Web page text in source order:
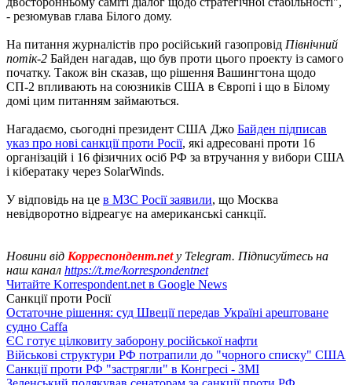
- резюмував глава Білого дому.
На питання журналістів про російський газопровід Північний
потік-2 Байден нагадав, що був проти цього проекту із самого
початку. Також він сказав, що рішення Вашингтона щодо
СП-2 впливають на союзників США в Європі і що в Білому
домі цим питанням займаються.
Нагадаємо, сьогодні президент США Джо Байден підписав
указ про нові санкції проти Росії, які адресовані проти 16
організацій і 16 фізичних осіб РФ за втручання у вибори США
і кібератаку через SolarWinds.
У відповідь на це в МЗС Росії заявили, що Москва
невідворотно відреагує на американські санкції.
Новини від Корреспондент.netу Telegram. Підписуйтесь на
наш канал https://t.me/korrespondentnet
Читайте Korrespondent.net в Google News
Санкції проти Росії
Остаточне рішення: суд Швеції передав Україні арештоване
судно Caffa
ЄС готує цілковиту заборону російської нафти
Військові структури РФ потрапили до "чорного списку" США
Санкції проти РФ "застрягли" в Конгресі - ЗМІ